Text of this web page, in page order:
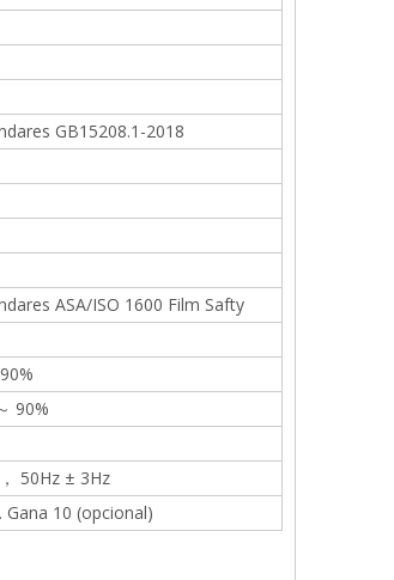
GB15208.1-2018
ASA/ISO 1600 Film Safty
90%
50Hz ± 3Hz
Gana 10 (opcional)